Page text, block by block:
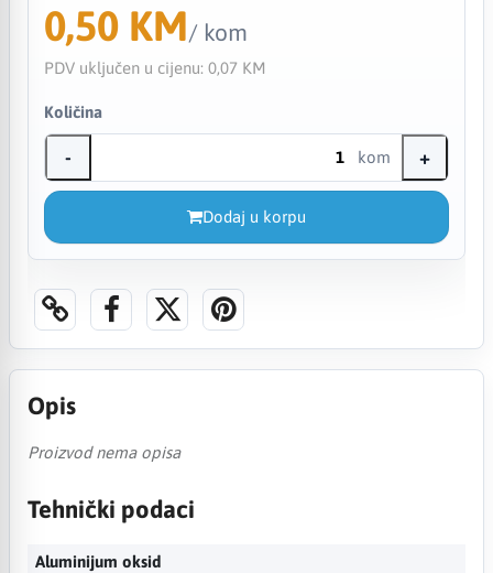
0,50 KM/ kom
PDV uključen u cijenu: 0,07 KM
Količina
- kom +
Dodaj u korpu
Opis
Proizvod nema opisa
Tehnički podaci
Aluminijum oksid